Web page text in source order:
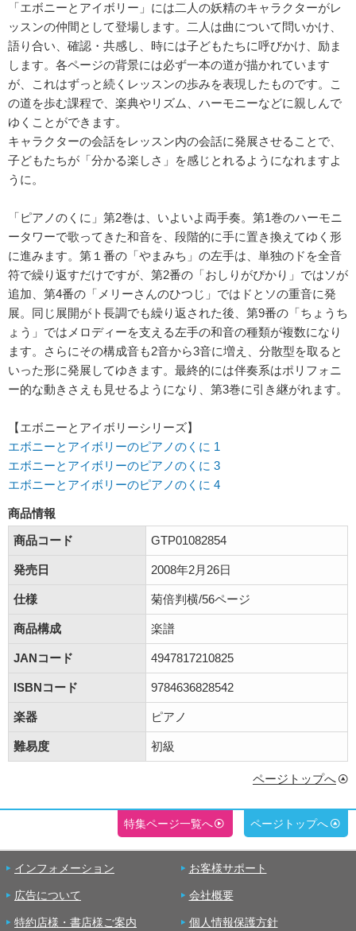
「エボニーとアイボリー」には二人の妖精のキャラクターがレ
ッスンの仲間として登場します。二人は曲について問いかけ、
語り合い、確認・共感し、時には子どもたちに呼びかけ、励ま
します。各ページの背景には必ず一本の道が描かれています
が、これはずっと続くレッスンの歩みを表現したものです。こ
の道を歩む課程で、楽典やリズム、ハーモニーなどに親しんで
ゆくことができます。
キャラクターの会話をレッスン内の会話に発展させることで、
子どもたちが「分かる楽しさ」を感じとれるようになれますよ
うに。
「ピアノのくに」第2巻は、いよいよ両手奏。第1巻のハーモニ
ータワーで歌ってきた和音を、段階的に手に置き換えてゆく形
に進みます。第１番の「やまみち」の左手は、単独のドを全音
符で繰り返すだけですが、第2番の「おしりがぴかり」ではソが
追加、第4番の「メリーさんのひつじ」ではドとソの重音に発
展。同じ展開がト長調でも繰り返された後、第9番の「ちょうち
ょう」ではメロディーを支える左手の和音の種類が複数になり
ます。さらにその構成音も2音から3音に増え、分散型を取ると
いった形に発展してゆきます。最終的には伴奏系はポリフォニ
ー的な動きさえも見せるようになり、第3巻に引き継がれます。
【エボニーとアイボリーシリーズ】
エボニーとアイボリーのピアノのくに 1
エボニーとアイボリーのピアノのくに 3
エボニーとアイボリーのピアノのくに 4
商品情報
商品コード
GTP01082854
発売日 2008年2月26日
仕様 菊倍判横/56ページ
商品構成 楽譜
JANコード 4947817210825
ISBNコード 9784636828542
楽器 ピアノ
難易度 初級
ページトップへ
特集ページ一覧へ ページトップへ
インフォメーション お客様サポート
広告について 会社概要
特約店様・書店様ご案内 個人情報保護方針